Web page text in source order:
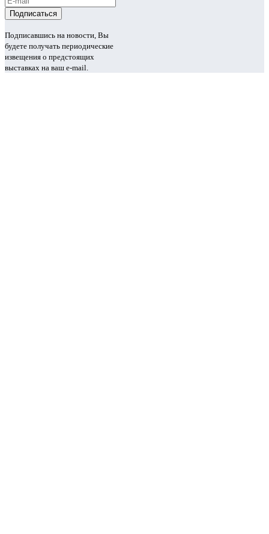
Подписавшись на новости, Вы
будете получать периодические
извещения о предстоящих
выставках на ваш e-mail.